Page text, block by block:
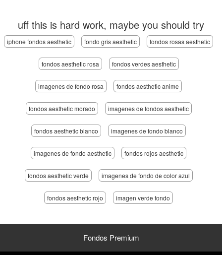
uff this is hard work, maybe you should try
iphone fondos aesthetic fondo gris aesthetic fondos rosas aesthetic
fondos aesthetic rosa fondos verdes aesthetic
imagenes de fondo rosa fondos aesthetic anime
fondos aesthetic morado imagenes de fondos aesthetic
fondos aesthetic blanco imagenes de fondo blanco
imagenes de fondo aesthetic fondos rojos aesthetic
fondos aesthetic verde imagenes de fondo de color azul
fondos aesthetic rojo imagen verde fondo
Fondos Premium